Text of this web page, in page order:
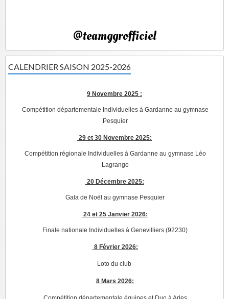
@teamggrofficiel
CALENDRIER SAISON 2025-2026
9 Novembre 2025 :
Compétition départementale Individuelles à Gardanne au gymnase
Pesquier
29 et 30 Novembre 2025:
Compétition régionale Individuelles à Gardanne au gymnase Léo
Lagrange
20 Décembre 2025:
Gala de Noël au gymnase Pesquier
24 et 25 Janvier 2026:
Finale nationale Individuelles à Genevilliers (92230)
8 Février 2026:
Loto du club
8 Mars 2026: